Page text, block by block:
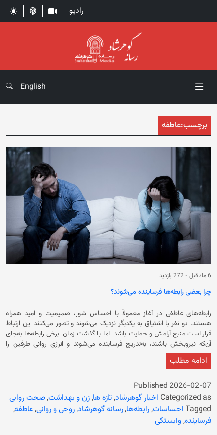
رادیو
English
برچسب:عاطفه
6 ماه قبل - 272 بازدید
چرا بعضی رابطه‌ها فرساینده می‌شوند؟
رابطه‌های عاطفی در آغاز معمولاً با احساس شور، صمیمیت و امید همراه
هستند. دو نفر با اشتیاق به یکدیگر نزدیک می‌شوند و تصور می‌کنند این ارتباط
قرار است منبع آرامش و حمایت باشد. اما با گذشت زمان، برخی رابطه‌ها به‌جای
آن‌که نیروبخش باشند، به‌تدریج فرساینده می‌شوند و انرژی روانی طرفین را
تحلیل می‌برند. در چنین رابطه‌هایی فرد احساس خستگی دائمی، سردرگمی،
دل‌زدگی یا حتی از دست دادن خودِ واقعی‌اش را تجربه می‌کند. این فرسایش
نبود تعادل عاطفی است. وقتی یک نفر بیشتر از دیگری محبت می‌کند، بیشتر
می‌فهمد، بیشتر کوتاه می‌آید یا مسئولیت حفظ رابطه را به دوش می‌کشد،
به‌مرور احساس نابرابری شکل می‌گیرد. این نابرابری ممکن است در ابتدا با عشق
یا فداکاری توجیه شود، اما در بلندمدت به احساس خشم پنهان، دلخوری و
ادامه مطلب
Published 2026-02-07
Categorized as اخبار گوهرشاد,تازه ها,زن و بهداشت,صحت روانی
Tagged احساسات,رابطه‌ها,رسانه گوهرشاد,روحی و روانی,عاطفه,
فرساینده,وابستگی